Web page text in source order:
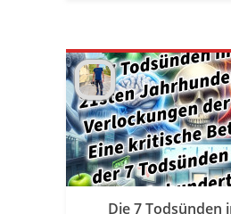
Die 7 Todsünden